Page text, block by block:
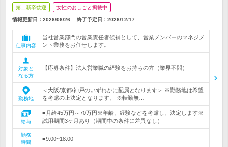
第二新卒歓迎 女性のおしごと掲載中
情報更新日：2026/06/26 終了予定日： 2026/12/17
仕事内容
当社営業部門の営業責任者候補として、営業メンバーのマネジメ
ント業務をお任せします。
対象と
なる方
【応募条件】法人営業職の経験をお持ちの方（業界不問）
勤務地
＜大阪/京都/神戸のいずれかに配属となります＞ ※勤務地は希望
を考慮の上決定となります。 ※転勤無…
給与
■月給45万円～70万円※年齢、経験などを考慮し、決定します※
試用期間3ヶ月あり（期間中の条件に差異なし）
勤務
時間
■9:00~18:00